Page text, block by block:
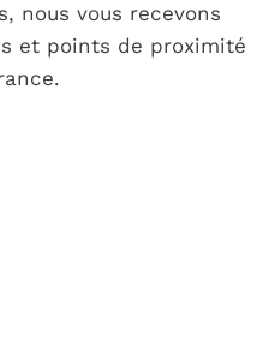
nous vous recevons
et points de proximité